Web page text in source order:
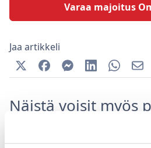
Varaa majoitus
Jaa artikkeli
Näistä voisit myös